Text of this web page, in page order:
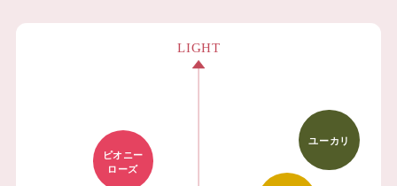
ユーカリ
ピオニー
ローズ